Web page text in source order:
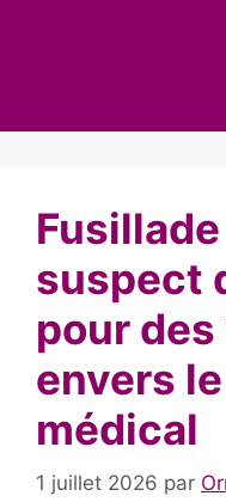
suspect
pour
envers
médical
1 juillet 2026 par